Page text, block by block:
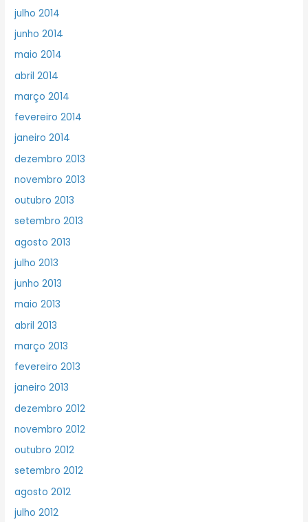
julho 2014
junho 2014
maio 2014
abril 2014
março 2014
fevereiro 2014
janeiro 2014
dezembro 2013
novembro 2013
outubro 2013
setembro 2013
agosto 2013
julho 2013
junho 2013
maio 2013
abril 2013
março 2013
fevereiro 2013
janeiro 2013
dezembro 2012
novembro 2012
outubro 2012
setembro 2012
agosto 2012
julho 2012